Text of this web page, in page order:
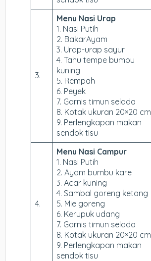
3.
Menu Nasi Urap
1. Nasi Putih
2. BakarAyam
3. Urap-urap sayur
4. Tahu tempe bumbu
kuning
5. Rempah
6. Peyek
7. Garnis timun selada
8. Kotak ukuran 20×20 cm
9. Perlengkapan makan
sendok tisu
4.
Menu Nasi Campur
1. Nasi Putih
2. Ayam bumbu kare
3. Acar kuning
4. Sambal goreng ketang
5. Mie goreng
6. Kerupuk udang
7. Garnis timun selada
8. Kotak ukuran 20×20 cm
9. Perlengkapan makan
sendok tisu